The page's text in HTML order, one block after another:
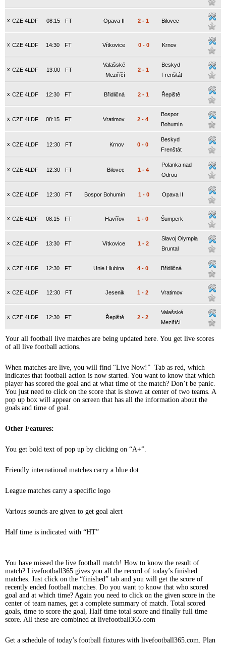
x CZE 4LDF FT
08:15 Opava II 2 - 1 Bilovec
x CZE 4LDF FT
14:30 Vítkovice 0 - 0 Krnov
x CZE 4LDF FT
13:00
Valašské
Meziříčí
2 - 1
Beskyd
Frenštát
x CZE 4LDF FT
12:30 Břidličná 2 - 1 Řepiště
x CZE 4LDF FT
08:15 Vratimov 2 - 4
Bospor
Bohumín
x CZE 4LDF FT
12:30 Krnov 0 - 0
Beskyd
Frenštát
x CZE 4LDF FT
12:30 Bilovec 1 - 4
Polanka nad
Odrou
x CZE 4LDF FT
12:30 Bospor Bohumín 1 - 0 Opava II
x CZE 4LDF FT
08:15 Havířov 1 - 0 Šumperk
x CZE 4LDF FT
13:30 Vítkovice 1 - 2
Slavoj Olympia
Bruntal
x CZE 4LDF FT
12:30 Unie Hlubina 4 - 0 Břidličná
x CZE 4LDF FT
12:30 Jesenik 1 - 2 Vratimov
x CZE 4LDF FT
12:30 Řepiště 2 - 2
Valašské
Meziříčí
Your all football live matches are being updated here. You get live scores
of all live football actions.
When matches are live, you will find “Live Now!” Tab as red, which
indicates that football action is now started. You want to know that which
player has scored the goal and at what time of the match? Don’t be panic.
You just need to click on the score that is shown at center of two teams. A
pop up box will appear on screen that has all the information about the
goals and time of goal.
Other Features:
You get bold text of pop up by clicking on “A+”.
Friendly international matches carry a blue dot
League matches carry a specific logo
Various sounds are given to get goal alert
Half time is indicated with “HT”
You have missed the live football match! How to know the result of
match? Livefootball365 gives you all the record of today’s finished
matches. Just click on the “finished” tab and you will get the score of
recently ended football matches. Do you want to know that who scored
goal and at which time? Again you need to click on the given score in the
center of team names, get a complete summary of match. Total scored
goals, time to score the goal, Half time total score and finally full time
score. All these are combined at livefootball365.com
Get a schedule of today’s football fixtures with livefootball365.com. Plan